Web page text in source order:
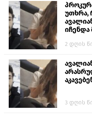
უთხრა,
იჩენდა
თავს
2 დღის
3 დღის